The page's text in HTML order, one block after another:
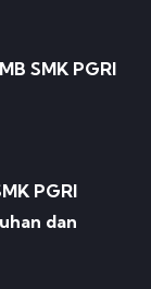
SMK PGRI
PGRI
dan